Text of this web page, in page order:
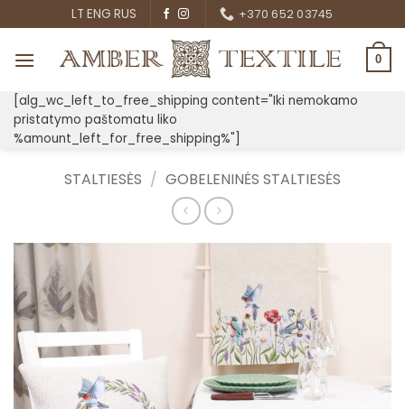
to
content
LT ENG RUS +370 652 03745
0
[alg_wc_left_to_free_shipping content="Iki nemokamo
pristatymo paštomatu liko
%amount_left_for_free_shipping%"]
STALTIESĖS / GOBELENINĖS STALTIESĖS